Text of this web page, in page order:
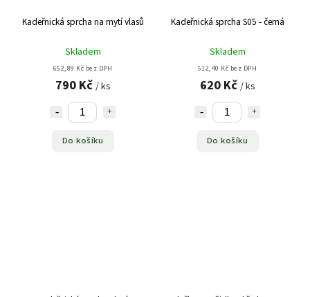
Kadeřnická sprcha na mytí vlasů
Skladem
652,89 Kč bez DPH
790 Kč / ks
Do košíku
Kadeřnická sprcha S05 - černá
Skladem
512,40 Kč bez DPH
620 Kč / ks
Do košíku